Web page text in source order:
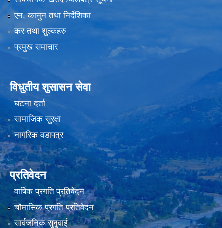
एन, कानुन तथा निर्देशिका
कर तथा शुल्कहरु
प्रमुख समाचार
विधुतीय शुसासन सेवा
घटना दर्ता
सामाजिक सुरक्षा
नागरिक वडापत्र
प्रतिवेदन
वार्षिक प्रगति प्रतिवेदन
चौमासिक प्रगति प्रतिवेदन
सार्वजनिक सुनुवाई